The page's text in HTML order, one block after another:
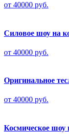
от 40000 руб.
Силовое шоу на
от 40000 руб.
Оригинальное
от 40000 руб.
Космическое шоу